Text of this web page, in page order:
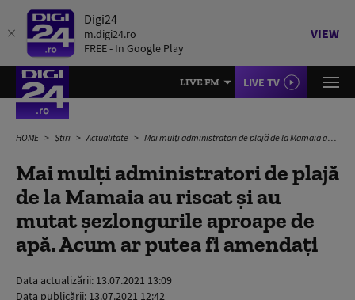
Digi24
m.digi24.ro
FREE - In Google Play
VIEW
LIVE FM LIVE TV
HOME Știri Actualitate Mai mulți administratori de plajă de la Mamaia au riscat și au mutat șezlongurile aproape de apă. Acum ar putea fi amendați
Mai mulți administratori de plajă
de la Mamaia au riscat și au
mutat șezlongurile aproape de
apă. Acum ar putea fi amendați
Data actualizării: 13.07.2021 13:09
Data publicării: 13.07.2021 12:42